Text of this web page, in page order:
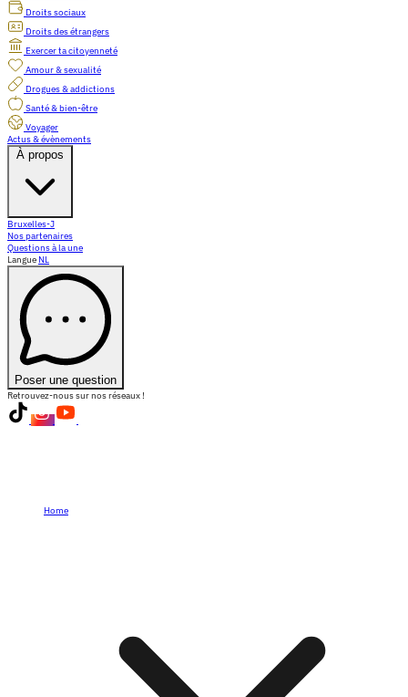
Droits sociaux
Droits des étrangers
Exercer ta citoyenneté
Amour & sexualité
Drogues & addictions
Santé & bien-être
Voyager
Actus & évènements
À propos
Bruxelles-J
Nos partenaires
Questions à la une
Langue NL
Poser une question
Retrouvez-nous sur nos réseaux !
Home